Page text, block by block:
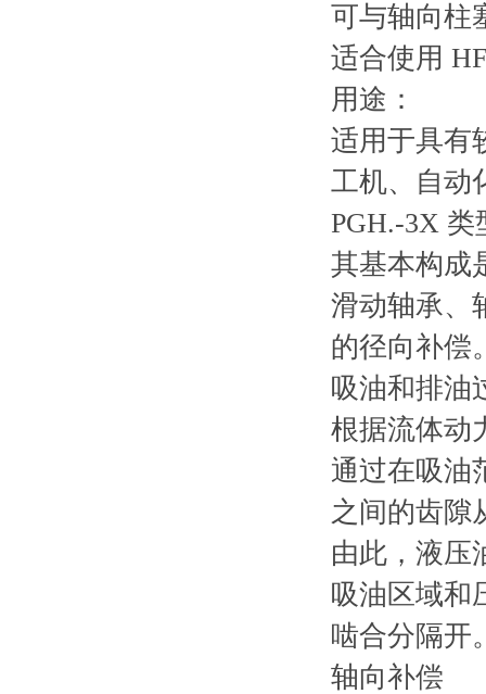
可与轴向柱
适合使用
用途：
适用于具有
工机、自动
PGH.-3X
其基本构成
滑动轴承、
的径向补偿
吸油和排油
根据流体动
通过在吸油
之间的齿隙
由此，液压
吸油区域和
啮合分隔开
轴向补偿